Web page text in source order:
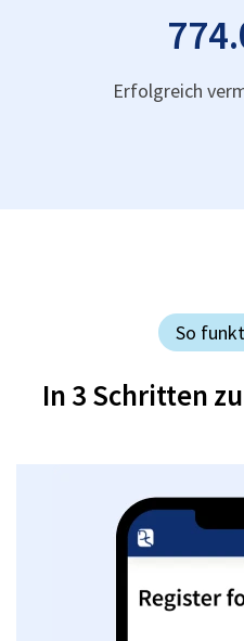
Erfolgreich
So
In 3 Schritten